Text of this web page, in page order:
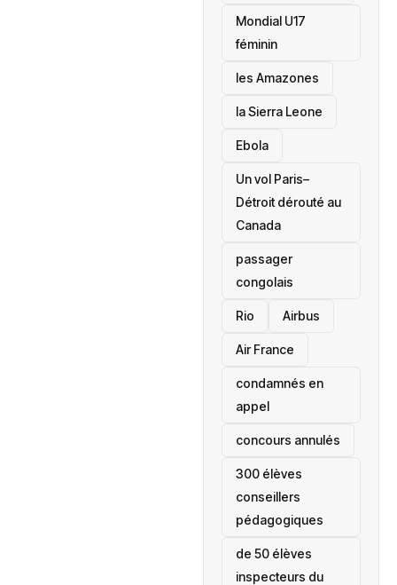
Mondial U17
féminin
les Amazones
la Sierra Leone
‎Ebola
Un vol Paris–
Détroit dérouté au
Canada
passager
congolais
Rio Airbus
Air France
condamnés en
appel
concours annulés
300 élèves
conseillers
pédagogiques
de 50 élèves
inspecteurs du